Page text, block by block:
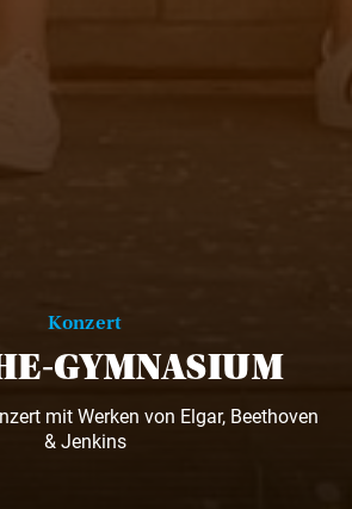
Konzert
GYMNASIUM
mit Werken von Elgar, Beethoven
& Jenkins